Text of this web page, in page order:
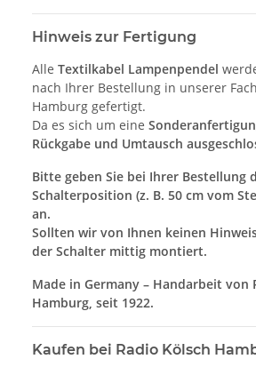
Hinweis zur Fertigung
Alle Textilkabel Lampenpendel
nach Ihrer Bestellung in unserer
Hamburg gefertigt.
Da es sich um eine
Rückgabe und Umtausch
Bitte geben Sie bei Ihrer Bestellung
Schalterposition (z. B. 50 cm vom
an.
Sollten wir von Ihnen keinen
der Schalter mittig montiert.
Made in Germany – Handarbeit von
Hamburg, seit 1922.
Kaufen bei Radio Kölsch